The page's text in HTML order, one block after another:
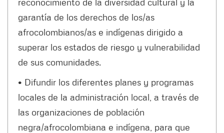
garantía de los derechos de los/as
afrocolombianos/as e indígenas dirigido a
superar los estados de riesgo y vulnerabilidad
de sus comunidades.
• Difundir los diferentes planes y programas
locales de la administración local, a través de
las organizaciones de población
negra/afrocolombiana e indígena, para que